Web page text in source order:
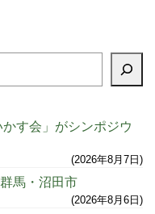
す会」がシンポジウ
2026年8月7日
馬・沼田市
2026年8月6日